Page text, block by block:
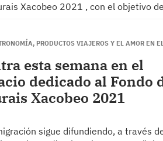
Xacobeo 2021 , con el objetivo
PRODUCTOS VIAJEROS Y EL AMOR EN
esta semana en el
dedicado al Fondo
Xacobeo 2021
sigue difundiendo, a través